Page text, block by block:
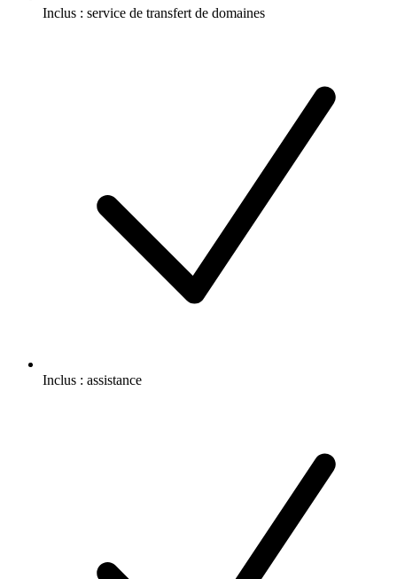
Inclus : service de transfert de domaines
Inclus : assistance